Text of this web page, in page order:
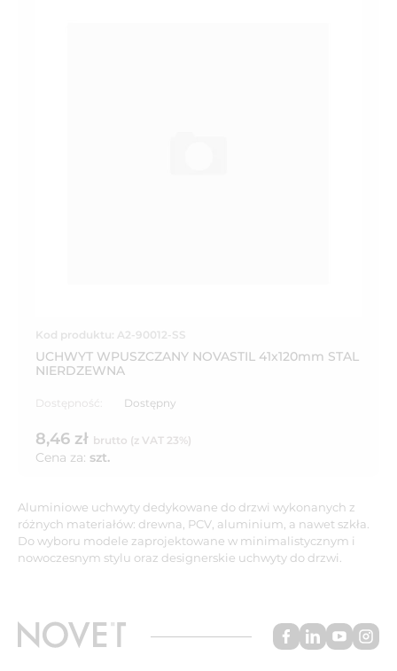
Kod produktu: A2-90012-SS
UCHWYT WPUSZCZANY NOVASTIL 41x120mm STAL
NIERDZEWNA
Dostępność: Dostępny
8,46 zł brutto (z VAT 23%)
Cena za: szt.
Aluminiowe uchwyty dedykowane do drzwi wykonanych z
różnych materiałów: drewna, PCV, aluminium, a nawet szkła.
Do wyboru modele zaprojektowane w minimalistycznym i
nowoczesnym stylu oraz designerskie uchwyty do drzwi.